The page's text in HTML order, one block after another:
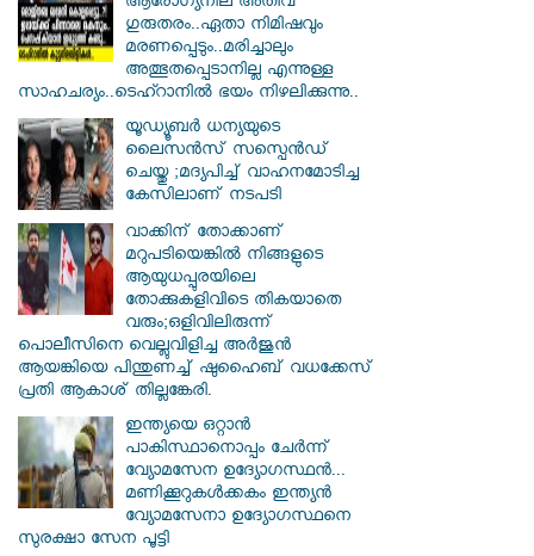
ഗുരുതരം..ഏതാ നിമിഷവും
മരണപ്പെടും..മരിച്ചാലും
അത്ഭുതപ്പെടാനില്ല എന്നുള്ള
സാഹചര്യം..ടെഹ്റാനിൽ ഭയം നിഴലിക്കുന്നു..
യൂഡ്യൂബർ ധന്യയുടെ
ലൈസൻസ് സസ്പെൻഡ്
ചെയ്തു ;മദ്യപിച്ച് വാഹനമോടിച്ച
കേസിലാണ് നടപടി
വാക്കിന് തോക്കാണ്
മറുപടിയെങ്കിൽ നിങ്ങളുടെ
ആയുധപ്പുരയിലെ
തോക്കുകളിവിടെ തികയാതെ
വരും;ഒളിവിലിരുന്ന്
പൊലീസിനെ വെല്ലുവിളിച്ച അർജുൻ
ആയങ്കിയെ പിന്തുണച്ച് ഷുഹൈബ് വധക്കേസ്
പ്രതി ആകാശ് തില്ലങ്കേരി.
ഇന്ത്യയെ ഒറ്റാൻ
പാകിസ്ഥാനൊപ്പം ചേർന്ന്
വ്യോമസേന ഉദ്യോ​ഗസ്ഥൻ...
മണിക്കൂറുകൾക്കകം ഇന്ത്യൻ
വ്യോമസേനാ ഉദ്യോഗസ്ഥനെ
സുരക്ഷാ സേന പൂട്ടി